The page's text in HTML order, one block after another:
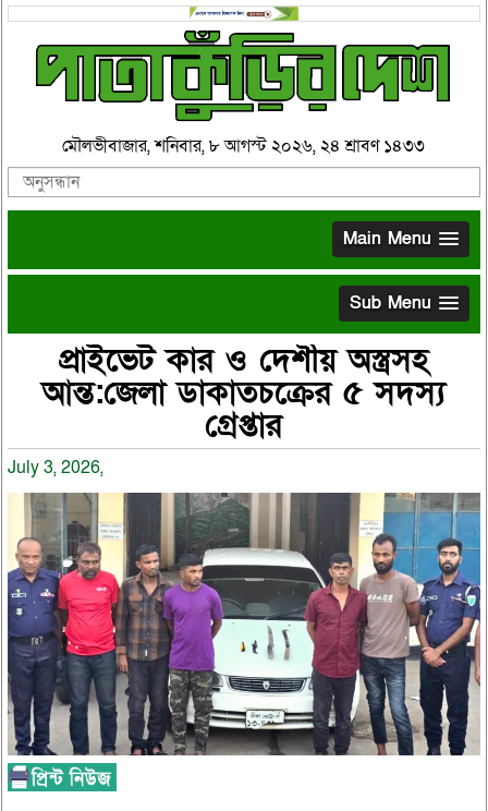
মৌলভীবাজার, শনিবার, ৮ আগস্ট ২০২৬, ২৪ শ্রাবণ ১৪৩৩
Main Menu
Sub Menu
প্রাইভেট কার ও দেশীয় অস্ত্রসহ
আন্ত:জেলা ডাকাতচক্রের ৫ সদস্য
গ্রেপ্তার
July 3, 2026,